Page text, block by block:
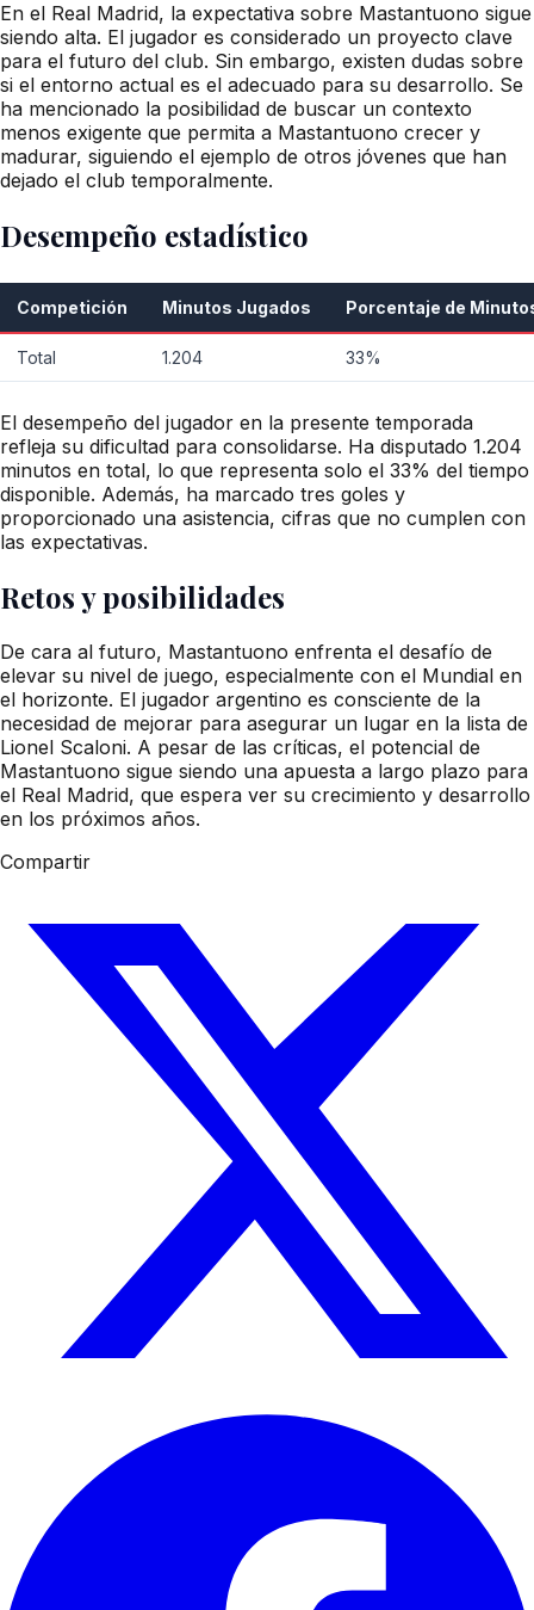
En el Real Madrid, la expectativa sobre Mastantuono sigue
siendo alta. El jugador es considerado un proyecto clave
para el futuro del club. Sin embargo, existen dudas sobre
si el entorno actual es el adecuado para su desarrollo. Se
ha mencionado la posibilidad de buscar un contexto
menos exigente que permita a Mastantuono crecer y
madurar, siguiendo el ejemplo de otros jóvenes que han
dejado el club temporalmente.
Desempeño estadístico
Competición Minutos Jugados Porcentaje de
Total 1.204 33%
El desempeño del jugador en la presente temporada
refleja su dificultad para consolidarse. Ha disputado 1.204
minutos en total, lo que representa solo el 33% del tiempo
disponible. Además, ha marcado tres goles y
proporcionado una asistencia, cifras que no cumplen con
las expectativas.
Retos y posibilidades
De cara al futuro, Mastantuono enfrenta el desafío de
elevar su nivel de juego, especialmente con el Mundial en
el horizonte. El jugador argentino es consciente de la
necesidad de mejorar para asegurar un lugar en la lista de
Lionel Scaloni. A pesar de las críticas, el potencial de
Mastantuono sigue siendo una apuesta a largo plazo para
el Real Madrid, que espera ver su crecimiento y desarrollo
en los próximos años.
Compartir